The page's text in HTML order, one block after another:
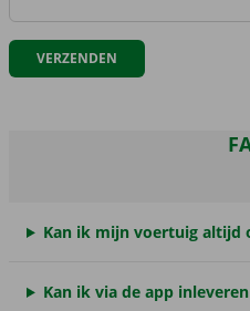
Kan ik mijn voertuig altijd
Kan ik via de app